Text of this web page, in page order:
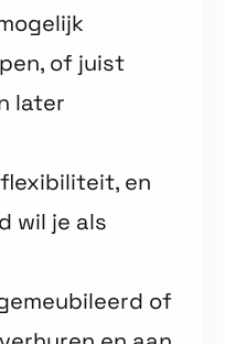
of juist
later
en
wil je als
of